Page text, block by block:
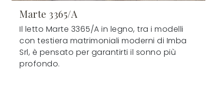
Marte 3365/A
Il letto Marte 3365/A in legno, tra i modelli
con testiera matrimoniali moderni di Imba
Srl, è pensato per garantirti il sonno più
profondo.